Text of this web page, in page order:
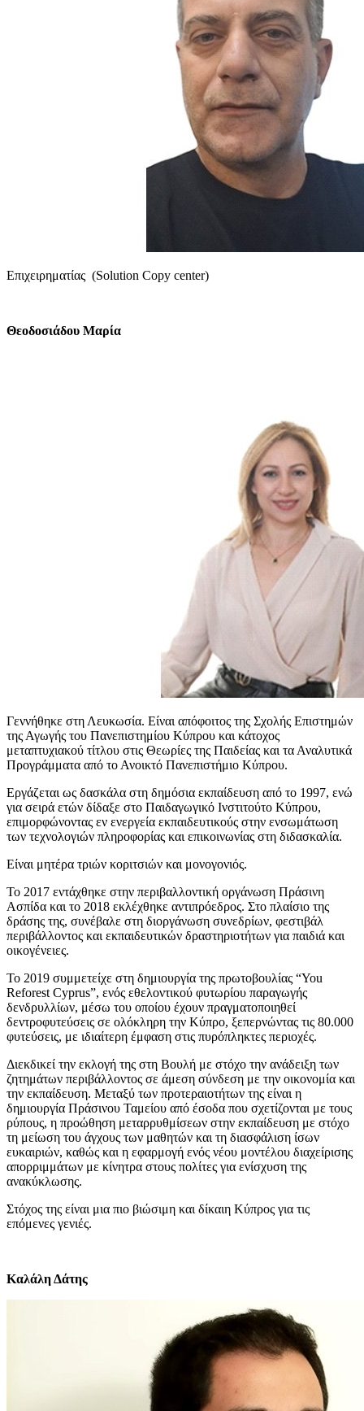
Επιχειρηματίας (Solution Copy center)
Θεοδοσιάδου Μαρία
Γεννήθηκε στη Λευκωσία. Είναι απόφοιτος της Σχολής Επιστημών
της Αγωγής του Πανεπιστημίου Κύπρου και κάτοχος
μεταπτυχιακού τίτλου στις Θεωρίες της Παιδείας και τα Αναλυτικά
Προγράμματα από το Ανοικτό Πανεπιστήμιο Κύπρου.
Εργάζεται ως δασκάλα στη δημόσια εκπαίδευση από το 1997, ενώ
για σειρά ετών δίδαξε στο Παιδαγωγικό Ινστιτούτο Κύπρου,
επιμορφώνοντας εν ενεργεία εκπαιδευτικούς στην ενσωμάτωση
των τεχνολογιών πληροφορίας και επικοινωνίας στη διδασκαλία.
Είναι μητέρα τριών κοριτσιών και μονογονιός.
Το 2017 εντάχθηκε στην περιβαλλοντική οργάνωση Πράσινη
Ασπίδα και το 2018 εκλέχθηκε αντιπρόεδρος. Στο πλαίσιο της
δράσης της, συνέβαλε στη διοργάνωση συνεδρίων, φεστιβάλ
περιβάλλοντος και εκπαιδευτικών δραστηριοτήτων για παιδιά και
οικογένειες.
Το 2019 συμμετείχε στη δημιουργία της πρωτοβουλίας “You
Reforest Cyprus”, ενός εθελοντικού φυτωρίου παραγωγής
δενδρυλλίων, μέσω του οποίου έχουν πραγματοποιηθεί
δεντροφυτεύσεις σε ολόκληρη την Κύπρο, ξεπερνώντας τις 80.000
φυτεύσεις, με ιδιαίτερη έμφαση στις πυρόπληκτες περιοχές.
Διεκδικεί την εκλογή της στη Βουλή με στόχο την ανάδειξη των
ζητημάτων περιβάλλοντος σε άμεση σύνδεση με την οικονομία και
την εκπαίδευση. Μεταξύ των προτεραιοτήτων της είναι η
δημιουργία Πράσινου Ταμείου από έσοδα που σχετίζονται με τους
ρύπους, η προώθηση μεταρρυθμίσεων στην εκπαίδευση με στόχο
τη μείωση του άγχους των μαθητών και τη διασφάλιση ίσων
ευκαιριών, καθώς και η εφαρμογή ενός νέου μοντέλου διαχείρισης
απορριμμάτων με κίνητρα στους πολίτες για ενίσχυση της
ανακύκλωσης.
Στόχος της είναι μια πιο βιώσιμη και δίκαιη Κύπρος για τις
επόμενες γενιές.
Καλάλη Δάτης